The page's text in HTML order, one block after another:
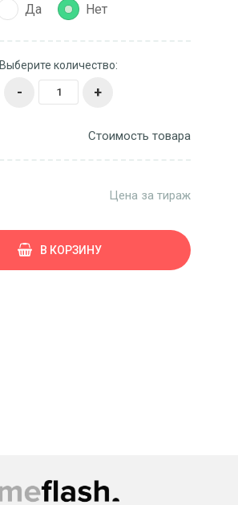
Да Нет
Выберите количество:
- +
Стоимость товара
Цена за тираж
В КОРЗИНУ